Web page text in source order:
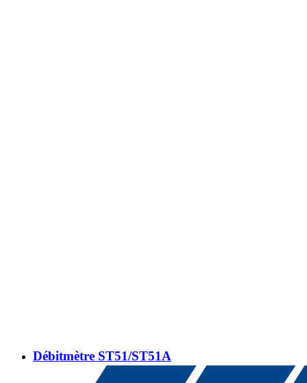
Débitmètre ST51/ST51A